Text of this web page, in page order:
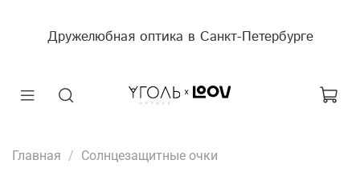
Дружелюбная оптика в Санкт-Петербурге
Главная Солнцезащитные очки